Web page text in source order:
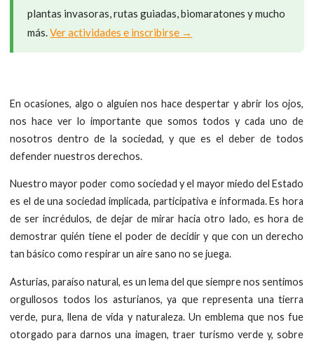
plantas invasoras, rutas guiadas, biomaratones y mucho
más.Ver actividades e inscribirse →
En ocasiones, algo o alguien nos hace despertar y abrir los ojos,
nos hace ver lo importante que somos todos y cada uno de
nosotros dentro de la sociedad, y que es el deber de todos
defender nuestros derechos.
Nuestro mayor poder como sociedad y el mayor miedo del Estado
es el de una sociedad implicada, participativa e informada. Es hora
de ser incrédulos, de dejar de mirar hacia otro lado, es hora de
demostrar quién tiene el poder de decidir y que con un derecho
tan básico como respirar un aire sano no se juega.
Asturias, paraíso natural, es un lema del que siempre nos sentimos
orgullosos todos los asturianos, ya que representa una tierra
verde, pura, llena de vida y naturaleza. Un emblema que nos fue
otorgado para darnos una imagen, traer turismo verde y, sobre